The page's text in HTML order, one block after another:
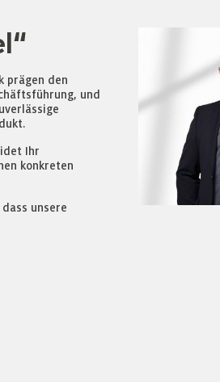
prägen den
und
Ihr
konkreten
unsere